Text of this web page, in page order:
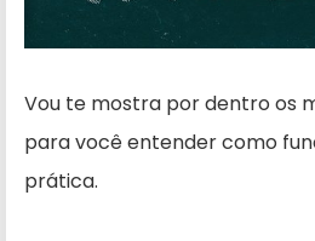
Vou te mostra por dentro os
para você entender como
prática.